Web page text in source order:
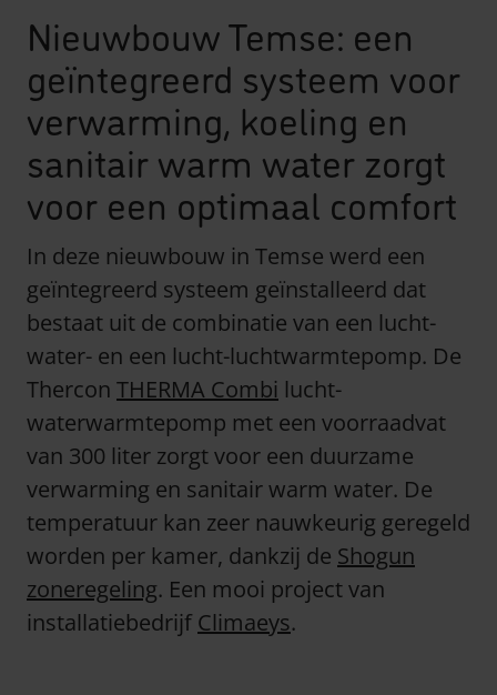
Nieuwbouw Temse: een
geïntegreerd systeem voor
verwarming, koeling en
sanitair warm water zorgt
voor een optimaal comfort
In deze nieuwbouw in Temse werd een
geïntegreerd systeem geïnstalleerd dat
bestaat uit de combinatie van een lucht-
water- en een lucht-luchtwarmtepomp. De
Thercon THERMA Combi lucht-
waterwarmtepomp met een voorraadvat
van 300 liter zorgt voor een duurzame
verwarming en sanitair warm water. De
temperatuur kan zeer nauwkeurig geregeld
worden per kamer, dankzij de Shogun
zoneregeling. Een mooi project van
installatiebedrijf Climaeys.